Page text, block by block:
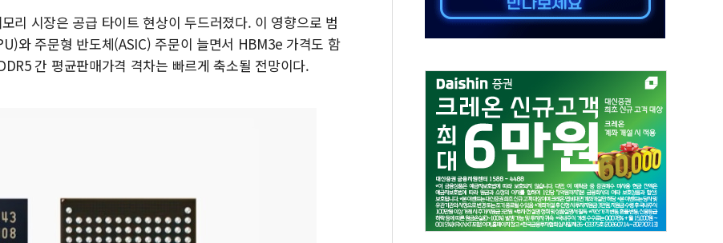
임대사업자, 등록임대 세제혜택 축소에 반발…"정책 신뢰 뒤집어"
리 시장은 공급 타이트 현상이 두드러졌다. 이 영향으로 범
와 주문형 반도체(ASIC) 주문이 늘면서 HBM3e 가격도 함
간 평균판매가격 격차는 빠르게 축소될 전망이다.